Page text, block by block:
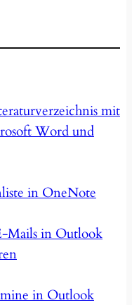
mit
Word und
in OneNote
Mails in Outlook
in Outlook